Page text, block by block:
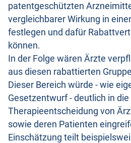
patentgeschützten
vergleichbarer Wirkung in
festlegen und dafür
können.
In der Folge wären Ärzte
aus diesen rabattierten
Dieser Bereich würde - wie
Gesetzentwurf - deutlich in die
Therapieentscheidung von
sowie deren Patienten
Einschätzung teilt